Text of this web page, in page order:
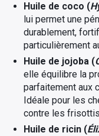
Huile de coco (
lui permet une
durablement,
particulièrement
Huile de jojoba (
elle équilibre la
parfaitement aux
Idéale pour les
contre les
Huile de ricin (